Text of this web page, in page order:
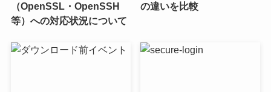
（OpenSSL・OpenSSH
等）への対応状況について
の違いを比較